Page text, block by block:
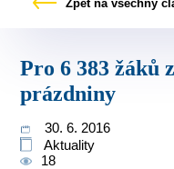
vyřídit
Zpět na všechny
Pro 6 383 žáků zlínských ZŠ začaly
prázdniny
30. 6. 2016
Aktuality
18